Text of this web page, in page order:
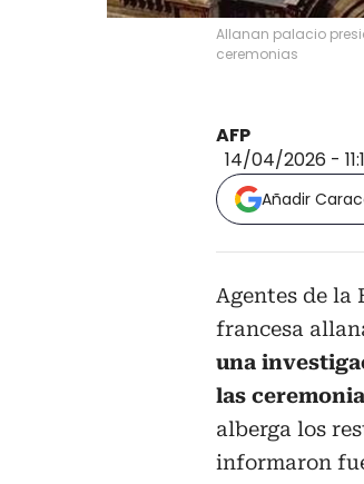
Allanan palacio
ceremonias
AFP
14/04/2026 -
Añadir
Agentes de
francesa
una
las
alberga los
informaron